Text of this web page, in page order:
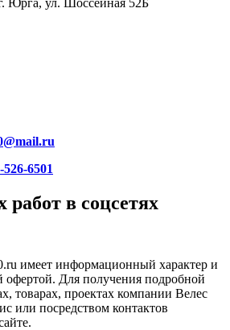
Юрга, ул. Шоссейная 52Б
526-6501
в соцсетях
имеет информационный характер и
офертой. Для получения подробной
товарах, проектах компании Велес
или посредством контактов